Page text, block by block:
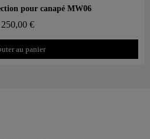
rapide
pour canapé MW06
250,00 €
au panier